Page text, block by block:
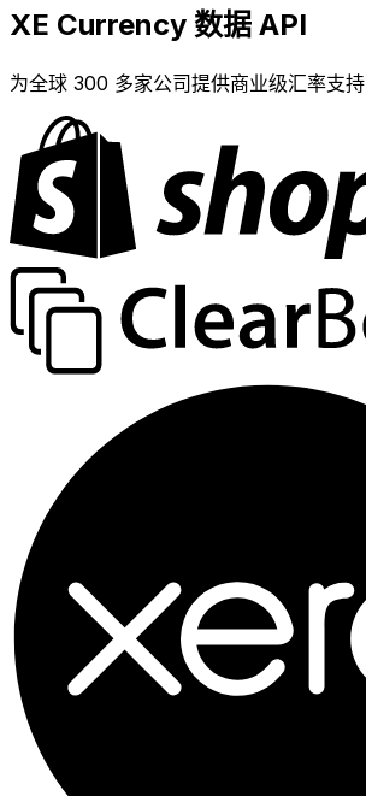
XE Currency 数据 API
为全球 300 多家公司提供商业级汇率支持